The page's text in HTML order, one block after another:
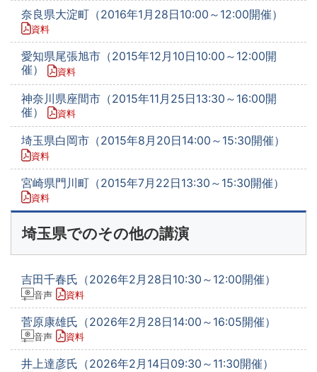
奈良県大淀町（2016年1月28日10:00～12:00開催）
資料
愛知県尾張旭市（2015年12月10日10:00～12:00開
催）
資料
神奈川県座間市（2015年11月25日13:30～16:00開
催）
資料
埼玉県白岡市（2015年8月20日14:00～15:30開催）
資料
宮崎県門川町（2015年7月22日13:30～15:30開催）
資料
埼玉県でのその他の講演
吉田千春氏（2026年2月28日10:30～12:00開催）
音声 資料
菅原康雄氏（2026年2月28日14:00～16:05開催）
音声 資料
井上達彦氏（2026年2月14日09:30～11:30開催）